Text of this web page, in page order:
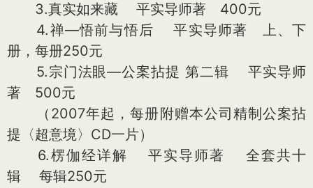
3.真实如来藏 平实导师著 400元
4.禅—悟前与悟后 平实导师著 上、下
册，每册250元
5.宗门法眼—公案拈提 第二辑 平实导师
著 500元
（2007年起，每册附赠本公司精制公案拈
提〈超意境〉CD一片）
6.楞伽经详解 平实导师著 全套共十
辑 每辑250元